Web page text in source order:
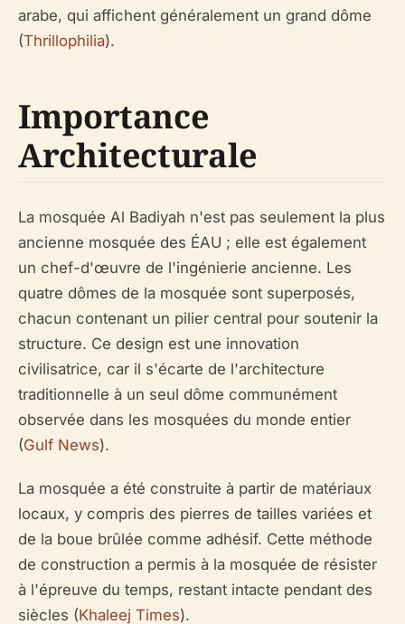
arabe, qui affichent généralement un grand dôme
(Thrillophilia).
Importance
Architecturale
La mosquée Al Badiyah n'est pas seulement la plus
ancienne mosquée des ÉAU ; elle est également
un chef-d'œuvre de l'ingénierie ancienne. Les
quatre dômes de la mosquée sont superposés,
chacun contenant un pilier central pour soutenir la
structure. Ce design est une innovation
civilisatrice, car il s'écarte de l'architecture
traditionnelle à un seul dôme communément
observée dans les mosquées du monde entier
(Gulf News).
La mosquée a été construite à partir de matériaux
locaux, y compris des pierres de tailles variées et
de la boue brûlée comme adhésif. Cette méthode
de construction a permis à la mosquée de résister
à l'épreuve du temps, restant intacte pendant des
siècles (Khaleej Times).